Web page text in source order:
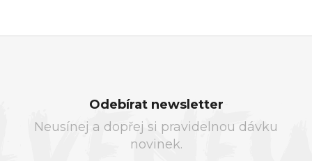
Odebírat newsletter
Neusínej a dopřej si pravidelnou dávku
novinek.